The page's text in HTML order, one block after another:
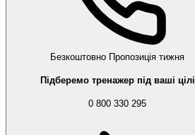
Безкоштовно Пропозиція тижня
Підберемо тренажер під ваші цілі
0 800 330 295